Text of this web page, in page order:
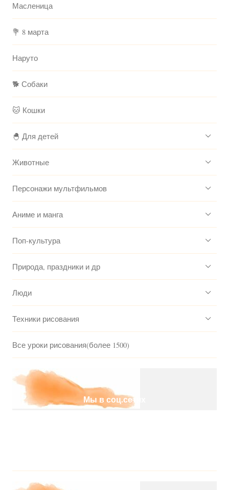
Масленица
💐 8 марта
Наруто
🐕 Собаки
🐱 Кошки
🐣 Для детей
Животные
Персонажи мультфильмов
Аниме и манга
Поп-культура
Природа, праздники и др
Люди
Техники рисования
Все уроки рисования(более 1500)
Мы в соц.сетях